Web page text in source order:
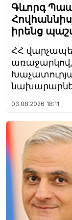
Գևորգ
իրենց
ՀՀ
03.08.2026 18:11